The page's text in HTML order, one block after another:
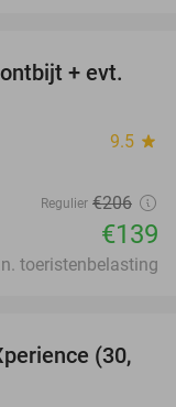
33%
+ evt.
9.5 star
Regulier €206
€139
toeristenbelasting
44%
(30,